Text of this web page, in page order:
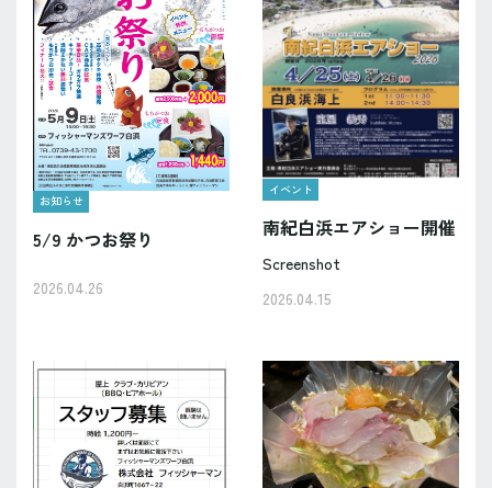
お知らせ
5/9 かつお祭り
2026.04.26
イベント
南紀白浜エアショー開催
Screenshot
2026.04.15